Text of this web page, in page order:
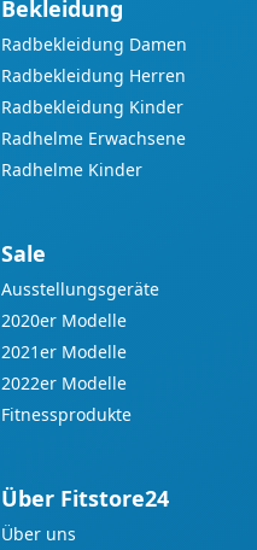
Bekleidung
Radbekleidung Damen
Radbekleidung Herren
Radbekleidung Kinder
Radhelme Erwachsene
Radhelme Kinder
Sale
Ausstellungsgeräte
2020er Modelle
2021er Modelle
2022er Modelle
Fitnessprodukte
Über Fitstore24
Über uns